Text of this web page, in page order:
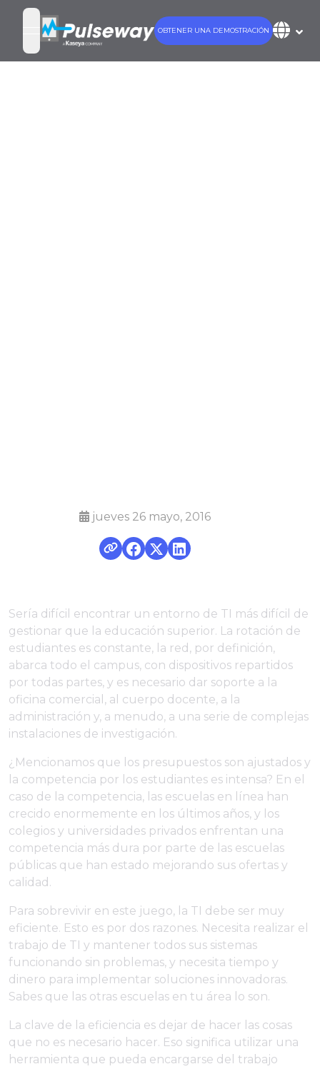
open navigation menu
OBTENER UNA DEMOSTRACIÓN
jueves 26 mayo, 2016
Sería difícil encontrar un entorno de TI más difícil de
gestionar que la educación superior. La rotación de
estudiantes es constante, la red, por definición,
abarca todo el campus, con dispositivos repartidos
por todas partes, y es necesario dar soporte a la
oficina comercial, al cuerpo docente, a la
administración y, a menudo, a una serie de complejas
instalaciones de investigación.
¿Mencionamos que los presupuestos son ajustados y
la competencia por los estudiantes es intensa? En el
caso de la competencia, las escuelas en línea han
crecido enormemente en los últimos años, y los
colegios y universidades privados enfrentan una
competencia más dura por parte de las escuelas
públicas que han estado mejorando sus ofertas y
calidad.
Para sobrevivir en este juego, la TI debe ser muy
eficiente. Esto es por dos razones. Necesita realizar el
trabajo de TI y mantener todos sus sistemas
funcionando sin problemas, y necesita tiempo y
dinero para implementar soluciones innovadoras.
Sabes que las otras escuelas en tu área lo son.
La clave de la eficiencia es dejar de hacer las cosas
que no es necesario hacer. Eso significa utilizar una
herramienta que pueda encargarse del trabajo